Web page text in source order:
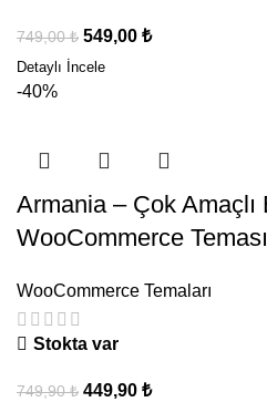
749,00₺ 549,00 ₺
-40%
Armania – Çok Amaçlı
WooCommerce Teması
WooCommerce Temaları
Stokta var
749,90₺ 449,90 ₺